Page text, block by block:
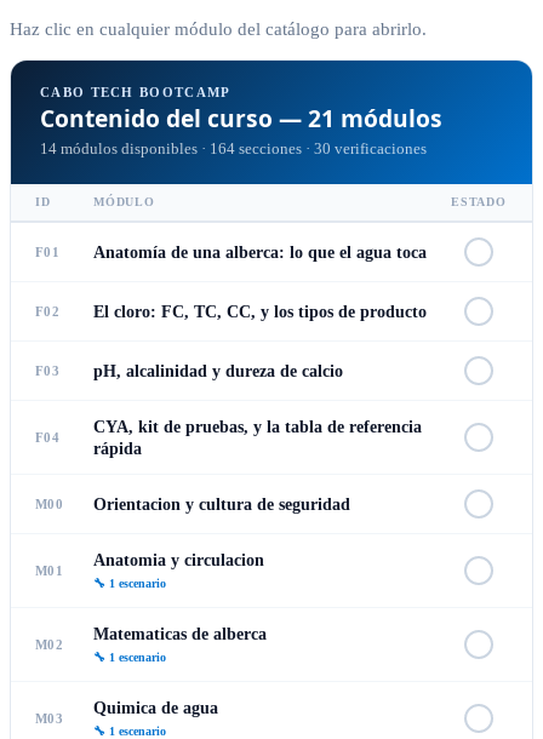
Haz clic en cualquier módulo del catálogo para abrirlo.
CABO TECH BOOTCAMP
Contenido del curso —21 módulos
14 módulos disponibles · 164 secciones · 30 verificaciones
ID MÓDULO ESTADO
F01 Anatomía de una alberca: lo que el agua toca
F02 El cloro: FC, TC, CC, y los tipos de producto
F03 pH, alcalinidad y dureza de calcio
F04
CYA, kit de pruebas, y la tabla de referencia
rápida
M00 Orientacion y cultura de seguridad
M01
Anatomia y circulacion
🔧 1 escenario
M02
Matematicas de alberca
🔧 1 escenario
M03
Quimica de agua
🔧 1 escenario